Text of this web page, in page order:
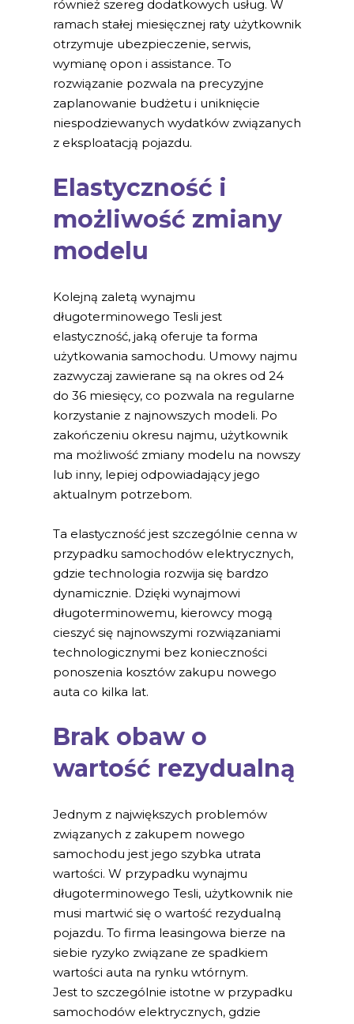
również szereg dodatkowych usług. W
ramach stałej miesięcznej raty użytkownik
otrzymuje ubezpieczenie, serwis,
wymianę opon i assistance. To
rozwiązanie pozwala na precyzyjne
zaplanowanie budżetu i uniknięcie
niespodziewanych wydatków związanych
z eksploatacją pojazdu.
Elastyczność i
możliwość zmiany
modelu
Kolejną zaletą wynajmu
długoterminowego Tesli jest
elastyczność, jaką oferuje ta forma
użytkowania samochodu. Umowy najmu
zazwyczaj zawierane są na okres od 24
do 36 miesięcy, co pozwala na regularne
korzystanie z najnowszych modeli. Po
zakończeniu okresu najmu, użytkownik
ma możliwość zmiany modelu na nowszy
lub inny, lepiej odpowiadający jego
aktualnym potrzebom.
Ta elastyczność jest szczególnie cenna w
przypadku samochodów elektrycznych,
gdzie technologia rozwija się bardzo
dynamicznie. Dzięki wynajmowi
długoterminowemu, kierowcy mogą
cieszyć się najnowszymi rozwiązaniami
technologicznymi bez konieczności
ponoszenia kosztów zakupu nowego
auta co kilka lat.
Brak obaw o
wartość rezydualną
Jednym z największych problemów
związanych z zakupem nowego
samochodu jest jego szybka utrata
wartości. W przypadku wynajmu
długoterminowego Tesli, użytkownik nie
musi martwić się o wartość rezydualną
pojazdu. To firma leasingowa bierze na
siebie ryzyko związane ze spadkiem
wartości auta na rynku wtórnym.
Jest to szczególnie istotne w przypadku
samochodów elektrycznych, gdzie